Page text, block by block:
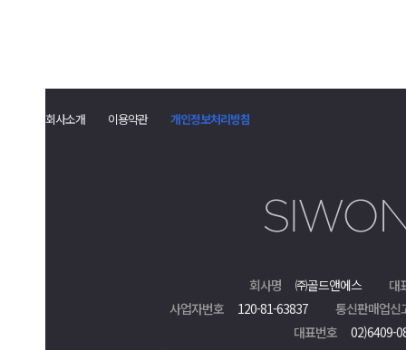
회사소개 이용약관 개인정보처리방침
회사명 ㈜골드앤에스
대
사업자번호
120-81-63837
통신판매업신
대표번호
02)6409-